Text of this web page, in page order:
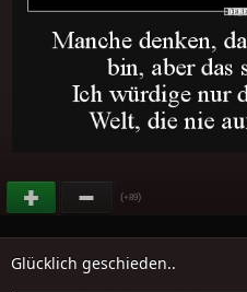
(+89)
Glücklich geschieden..